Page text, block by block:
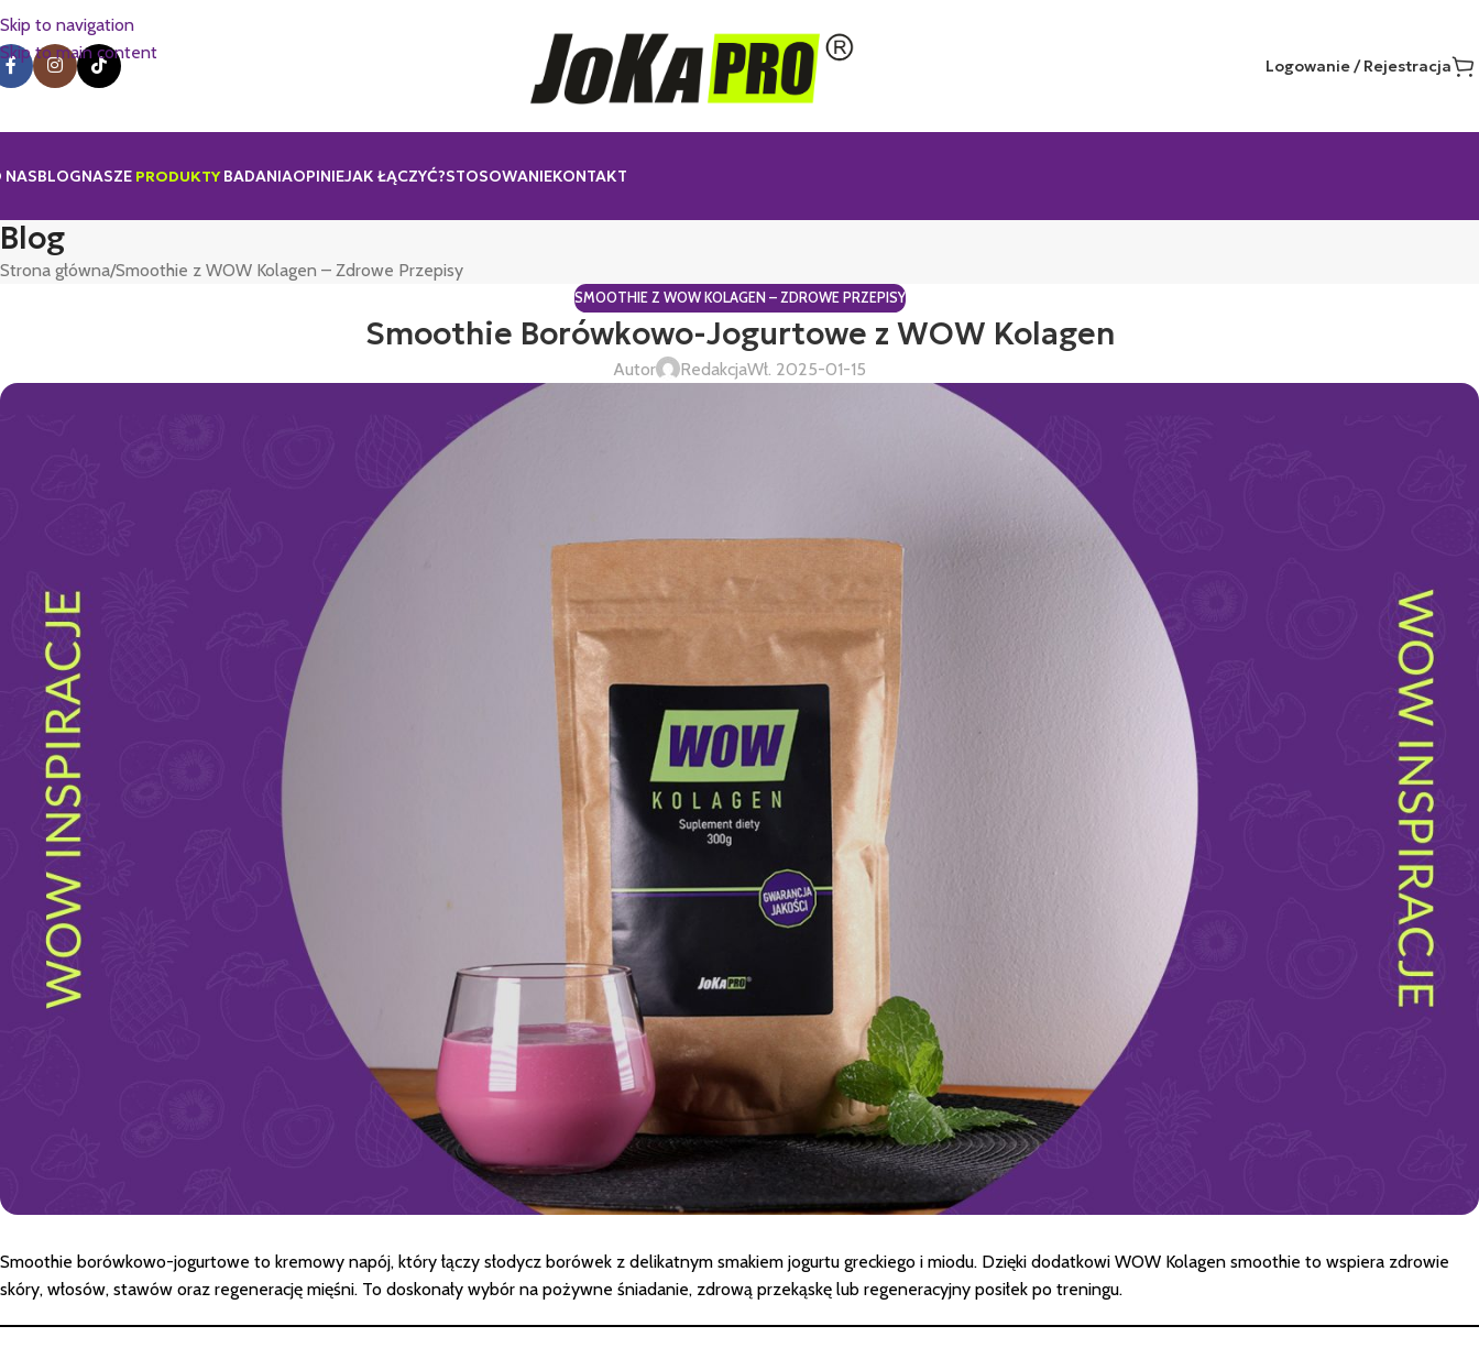
Skip to navigation
Skip to main content
Logowanie / Rejestracja
NASBLOGNASZE PRODUKTY BADANIAOPINIEJAK ŁĄCZYĆ?STOSOWANIEKONTAKT
Blog
Strona główna Smoothie z WOW Kolagen – Zdrowe Przepisy
SMOOTHIE Z WOW KOLAGEN – ZDROWE PRZEPISY
Smoothie Borówkowo-Jogurtowe z WOW Kolagen
Autor RedakcjaWł. 2025-01-15
Smoothie borówkowo-jogurtowe to kremowy napój, który łączy słodycz borówek z delikatnym smakiem jogurtu greckiego i miodu. Dzięki dodatkowi WOW Kolagen smoothie to wspiera zdrowie
skóry, włosów, stawów oraz regenerację mięśni. To doskonały wybór na pożywne śniadanie, zdrową przekąskę lub regeneracyjny posiłek po treningu.